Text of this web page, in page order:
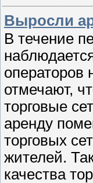
Выросли
В течение
операторов
отмечают,
торговые
аренду
торговых
жителей.
качества